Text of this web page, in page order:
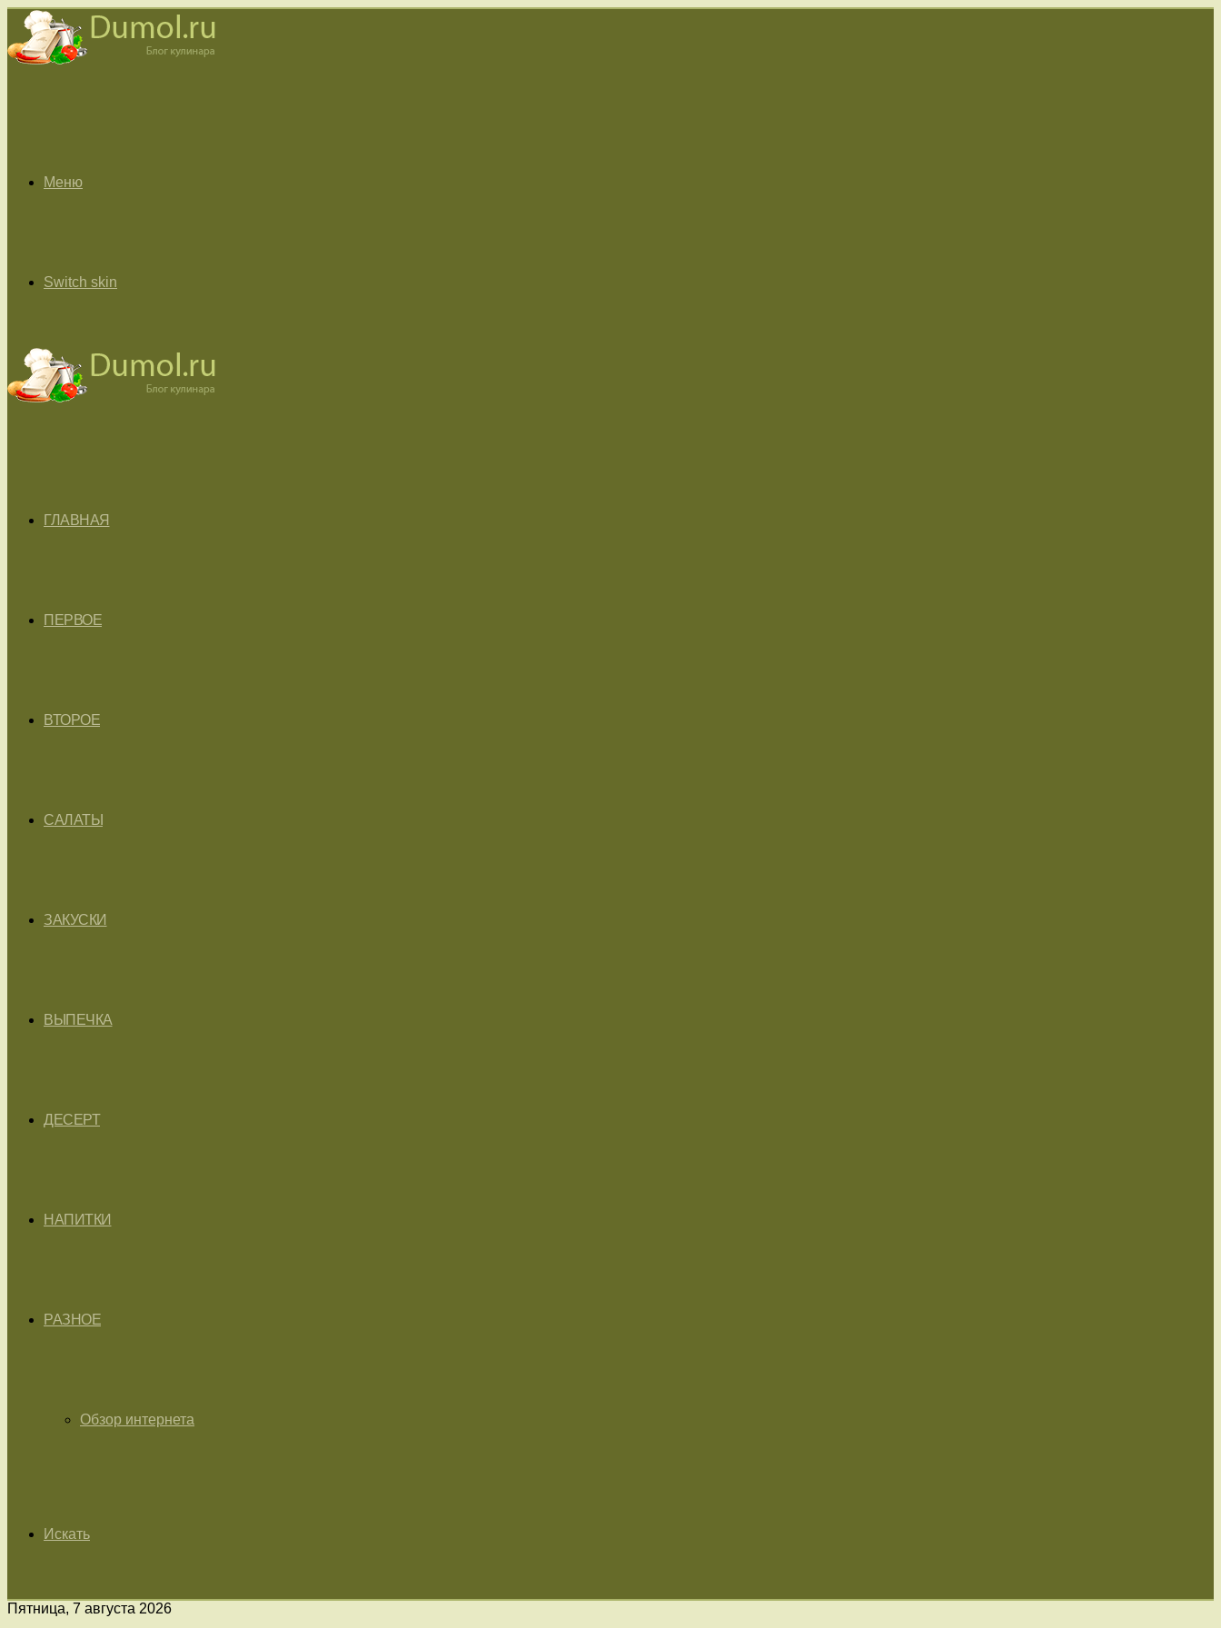
Меню
Switch skin
ГЛАВНАЯ
ПЕРВОЕ
ВТОРОЕ
САЛАТЫ
ЗАКУСКИ
ВЫПЕЧКА
ДЕСЕРТ
НАПИТКИ
РАЗНОЕ
Обзор интернета
Искать
Пятница, 7 августа 2026